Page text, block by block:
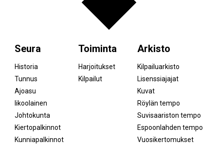
Seura
Historia
Tunnus
Ajoasu
Iikoolainen
Johtokunta
Kiertopalkinnot
Kunniapalkinnot
Toiminta
Harjoitukset
Kilpailut
Arkisto
Kilpailuarkisto
Lisenssiajajat
Kuvat
Röylän tempo
Suvisaariston tempo
Espoonlahden tempo
Vuosikertomukset